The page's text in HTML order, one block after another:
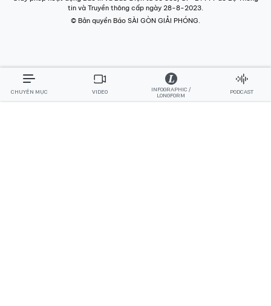
tin và Truyền thông cấp ngày 28-8-2023.
© Bản quyền Báo SÀI GÒN GIẢI PHÓNG.
CHUYÊN MỤC VIDEO
INFOGRAPHIC /
LONGFORM
PODCAST